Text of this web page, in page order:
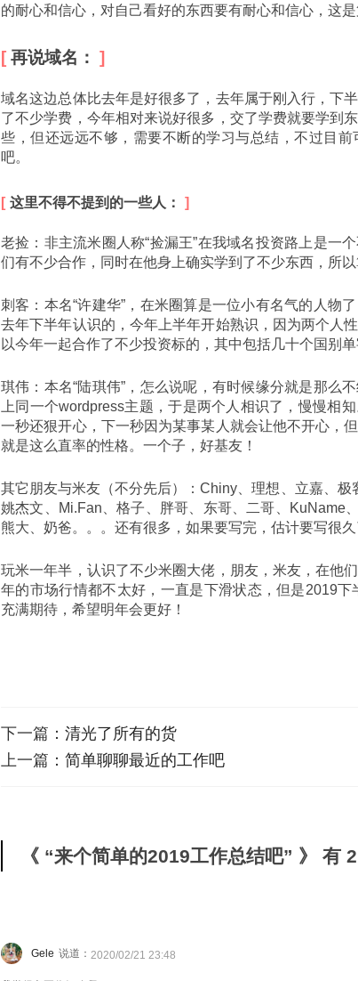
的耐心和信心，对自己看好的东西要有耐心和信心，这是
再说域名：
域名这边总体比去年是好很多了，去年属于刚入行，下
了不少学费，今年相对来说好很多，交了学费就要学到
些，但还远远不够，需要不断的学习与总结，不过目
吧。
这里不得不提到的一些人：
老捡：非主流米圈人称“捡漏王”在我域名投资路上是一
们有不少合作，同时在他身上确实学到了不少东西，所以
刺客：本名“许建华”，在米圈算是一位小有名气的人物
去年下半年认识的，今年上半年开始熟识，因为两个人
以今年一起合作了不少投资标的，其中包括几十个国别单
琪伟：本名“陆琪伟”，怎么说呢，有时候缘分就是那么
上同一个wordpress主题，于是两个人相识了，慢慢相
一秒还狠开心，下一秒因为某事某人就会让他不开心，
就是这么直率的性格。一个子，好基友！
其它朋友与米友（不分先后）：Chiny、理想、立嘉、极
姚杰文、Mi.Fan、格子、胖哥、东哥、二哥、KuName
熊大、奶爸。。。还有很多，如果要写完，估计要写很
玩米一年半，认识了不少米圈大佬，朋友，米友，在他
年的市场行情都不太好，一直是下滑状态，但是2019
充满期待，希望明年会更好！
下一篇： 清光了所有的货
上一篇： 简单聊聊最近的工作吧
《 “来个简单的2019工作总结吧” 》 有
Gele 说道： 2020/02/21 23:48